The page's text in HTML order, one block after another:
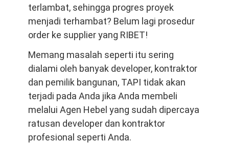
terlambat, sehingga progres proyek
menjadi terhambat? Belum lagi prosedur
order ke supplier yang RIBET!
Memang masalah seperti itu sering
dialami oleh banyak developer, kontraktor
dan pemilik bangunan, TAPI tidak akan
terjadi pada Anda jika Anda membeli
melalui Agen Hebel yang sudah dipercaya
ratusan developer dan kontraktor
profesional seperti Anda.